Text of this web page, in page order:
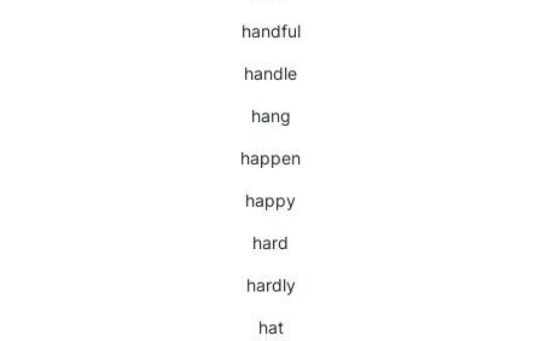
handful
handle
hang
happen
happy
hard
hardly
hat